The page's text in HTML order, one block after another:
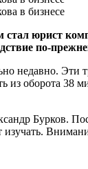
юрист
по-
недавно. Эти
из оборота 38
Бурков.